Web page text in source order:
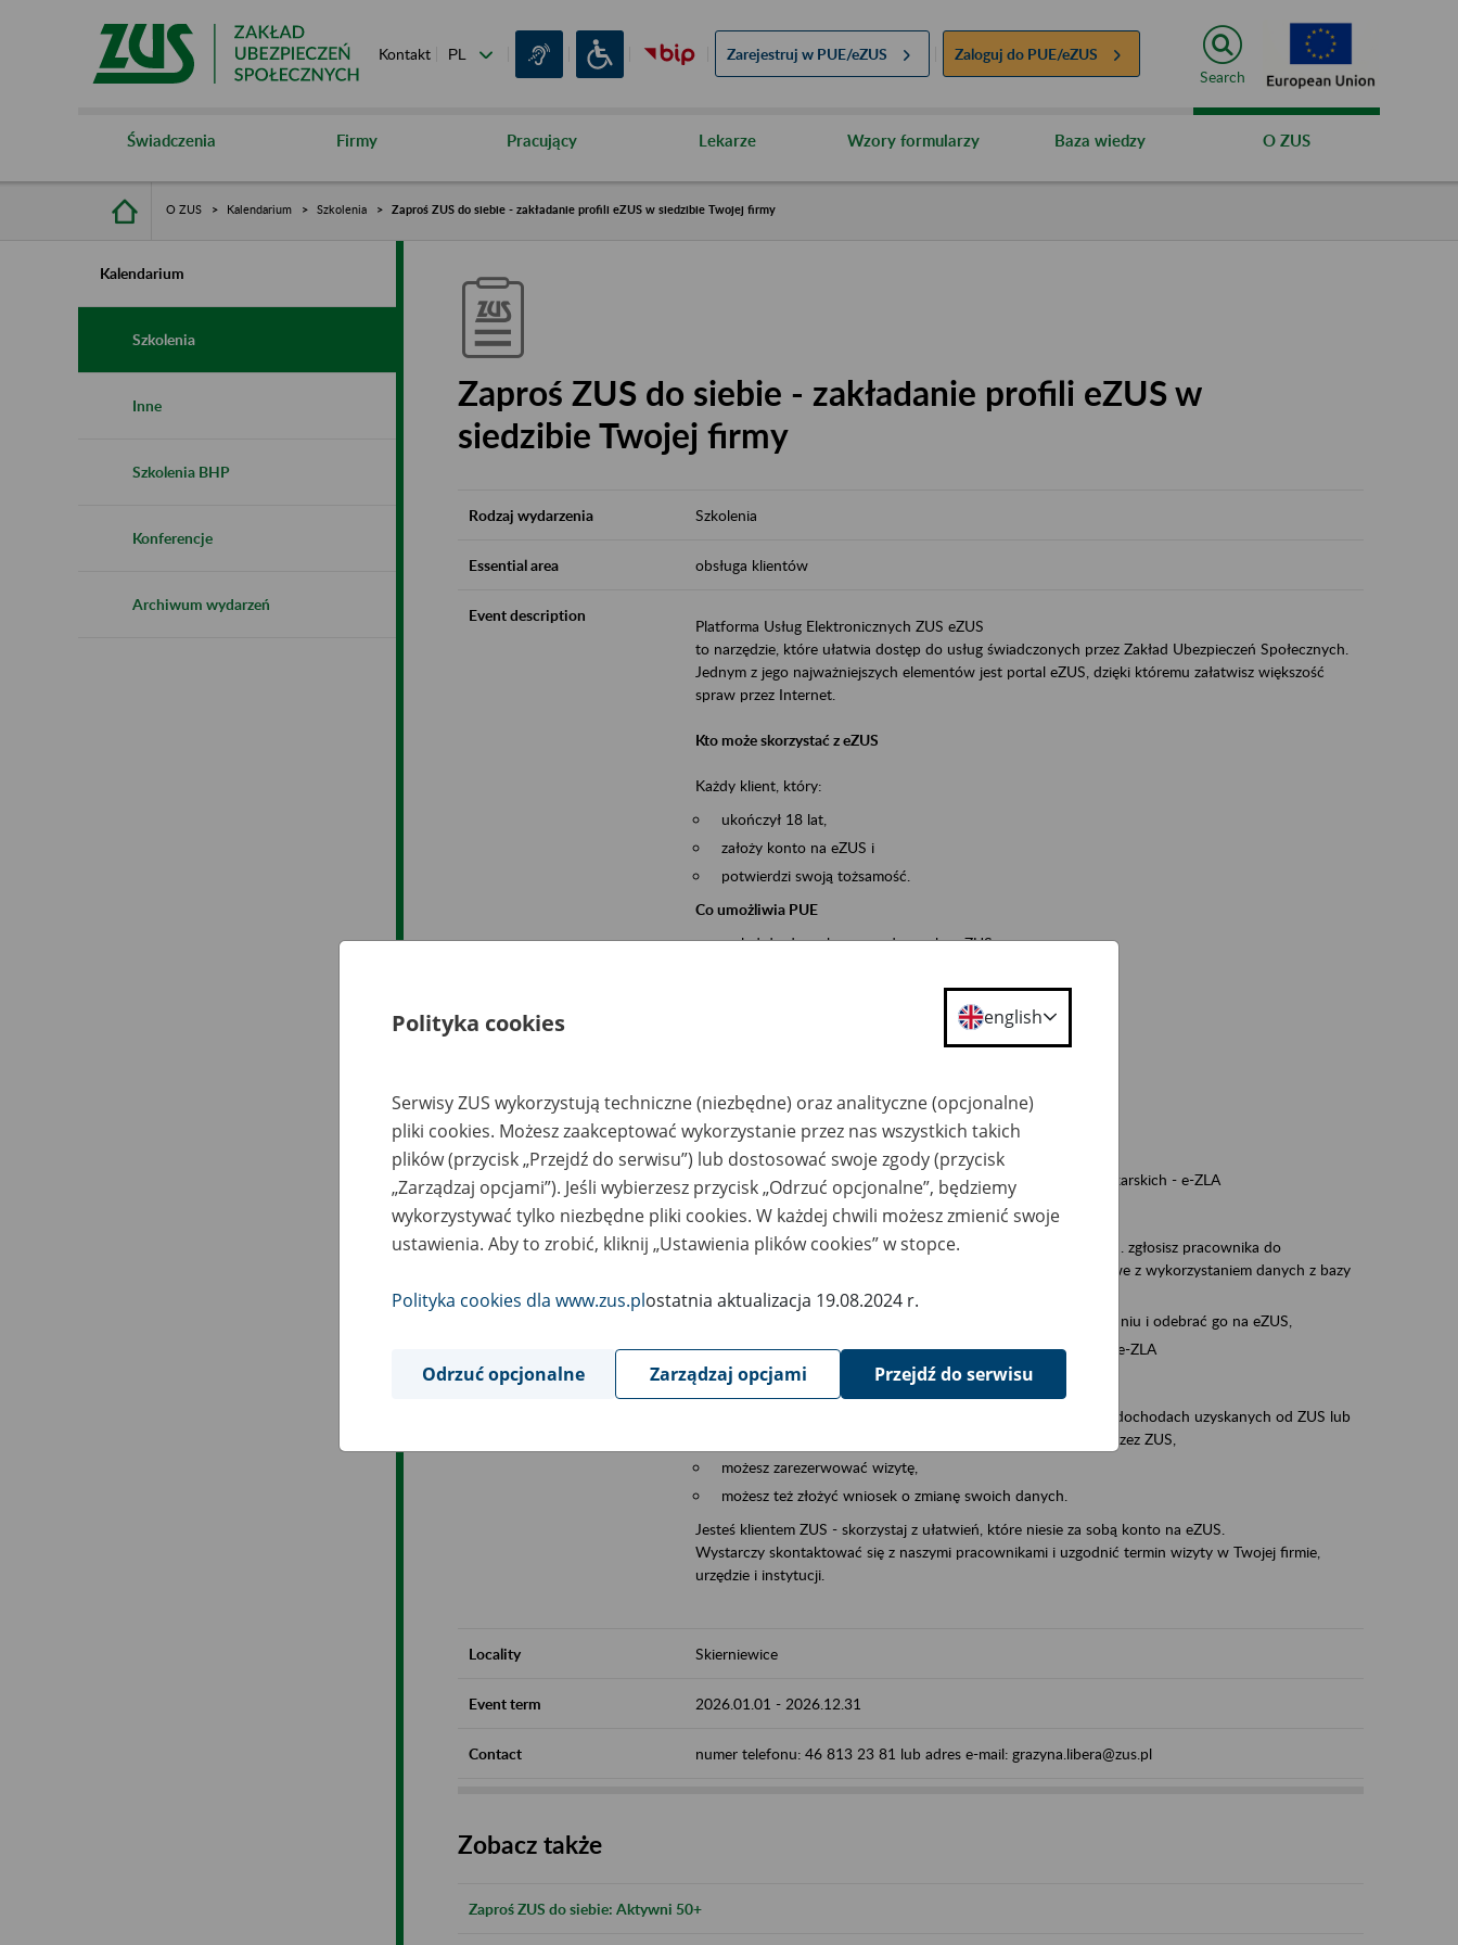
Kontakt Zarejestruj w PUE/eZUS Zaloguj do PUE/eZUS
Search
Świadczenia Firmy Pracujący Lekarze Wzory formularzy Baza wiedzy O ZUS
O ZUS Kalendarium Szkolenia Zaproś ZUS do siebie - zakładanie profili eZUS w siedzibie Twojej firmy
Kalendarium
Szkolenia
Inne
Szkolenia BHP
Konferencje
Archiwum wydarzeń
Zaproś ZUS do siebie - zakładanie profili eZUS w
siedzibie Twojej firmy
Rodzaj wydarzenia Szkolenia
Essential area obsługa klientów
Event description
Platforma Usług Elektronicznych ZUS eZUS
to narzędzie, które ułatwia dostęp do usług świadczonych przez Zakład Ubezpieczeń Społecznych.
Jednym z jego najważniejszych elementów jest portal eZUS, dzięki któremu załatwisz większość
spraw przez Internet.
Kto może skorzystać z eZUS
Każdy klient, który:
ukończył 18 lat,
założy konto na eZUS i
potwierdzi swoją tożsamość.
Co umożliwia PUE
wgląd do danych zgromadzonych w ZUS,
zadawanie pytań i otrzymywanie odpowiedzi z ZUS,
możesz sprawdzić swoje dane zapisane na koncie w ZUS,
masz dostęp do informacji o stanie konta ubezpieczonego,
masz dostęp do informacji o wystawionych zwolnieniach lekarskich - e-ZLA
Jeśli jesteś płatnikiem składek (np. przedsiębiorcą)
możesz skorzystać z aplikacji ePłatnik, za pomocą której m.in. zgłosisz pracownika do
ubezpieczeń, wypełnisz i przekażesz dokumenty rozliczeniowe z wykorzystaniem danych z bazy
ZUS,
możesz złożyć wniosek o wydanie zaświadczenia o niezaleganiu i odebrać go na eZUS,
masz dostęp do zwolnień lekarskich swoich pracowników - e-ZLA
Jeśli jesteś świadczeniobiorcą
masz dostęp m.in. do formularza PIT 11A, czyli informacji o dochodach uzyskanych od ZUS lub
do formularza PIT 40A, czyli rocznego obliczenia podatku przez ZUS,
możesz zarezerwować wizytę,
możesz też złożyć wniosek o zmianę swoich danych.
Jesteś klientem ZUS - skorzystaj z ułatwień, które niesie za sobą konto na eZUS.
Wystarczy skontaktować się z naszymi pracownikami i uzgodnić termin wizyty w Twojej firmie,
urzędzie i instytucji.
Locality Skierniewice
Event term 2026.01.01 - 2026.12.31
Contact numer telefonu: 46 813 23 81 lub adres e-mail: grazyna.libera@zus.pl
Zobacz także
Zaproś ZUS do siebie: Aktywni 50+
Polityka cookies english
Serwisy ZUS wykorzystują techniczne (niezbędne) oraz analityczne (opcjonalne)
pliki cookies. Możesz zaakceptować wykorzystanie przez nas wszystkich takich
plików (przycisk „Przejdź do serwisu”) lub dostosować swoje zgody (przycisk
„Zarządzaj opcjami”). Jeśli wybierzesz przycisk „Odrzuć opcjonalne”, będziemy
wykorzystywać tylko niezbędne pliki cookies. W każdej chwili możesz zmienić swoje
ustawienia. Aby to zrobić, kliknij „Ustawienia plików cookies” w stopce.
Polityka cookies dla www.zus.plostatnia aktualizacja 19.08.2024 r.
Odrzuć opcjonalne Zarządzaj opcjami Przejdź do serwisu